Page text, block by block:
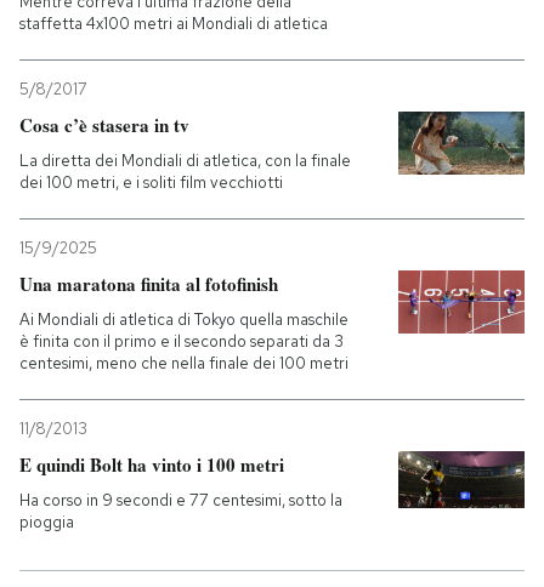
staffetta 4x100 metri ai Mondiali di atletica
5/8/2017
Cosa c’è stasera in tv
La diretta dei Mondiali di atletica, con la finale
dei 100 metri, e i soliti film vecchiotti
15/9/2025
Una maratona finita al fotofinish
Ai Mondiali di atletica di Tokyo quella maschile
è finita con il primo e il secondo separati da 3
centesimi, meno che nella finale dei 100 metri
11/8/2013
E quindi Bolt ha vinto i 100 metri
Ha corso in 9 secondi e 77 centesimi, sotto la
pioggia